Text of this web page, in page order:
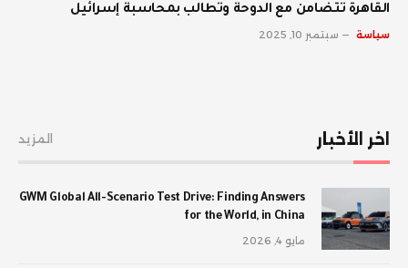
القاهرة تتضامن مع الدوحة وتطالب بمحاسبة إسرائيل
سياسة سبتمبر 10, 2025
اخر الأخبار المزيد
GWM Global All-Scenario Test Drive: Finding Answers
for the World, in China
مايو 4, 2026